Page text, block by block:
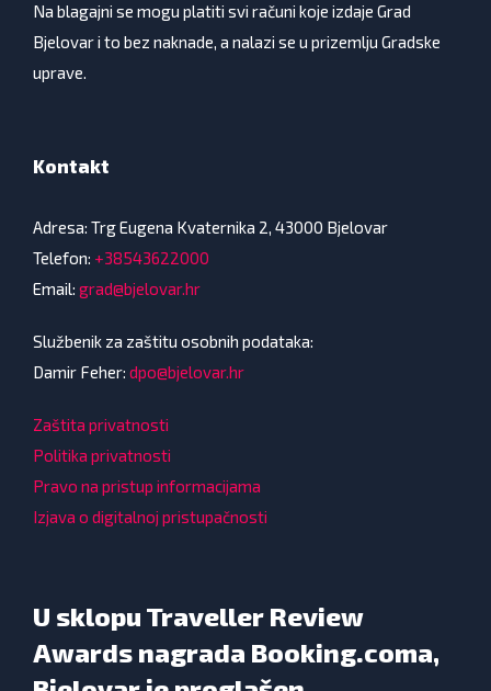
Na blagajni se mogu platiti svi računi koje izdaje Grad
Bjelovar i to bez naknade, a nalazi se u prizemlju Gradske
uprave.
Kontakt
Adresa: Trg Eugena Kvaternika 2, 43000 Bjelovar
Telefon: +38543622000
Email: grad@bjelovar.hr
Službenik za zaštitu osobnih podataka:
Damir Feher: dpo@bjelovar.hr
Zaštita privatnosti
Politika privatnosti
Pravo na pristup informacijama
Izjava o digitalnoj pristupačnosti
U sklopu Traveller Review
Awards nagrada Booking.coma,